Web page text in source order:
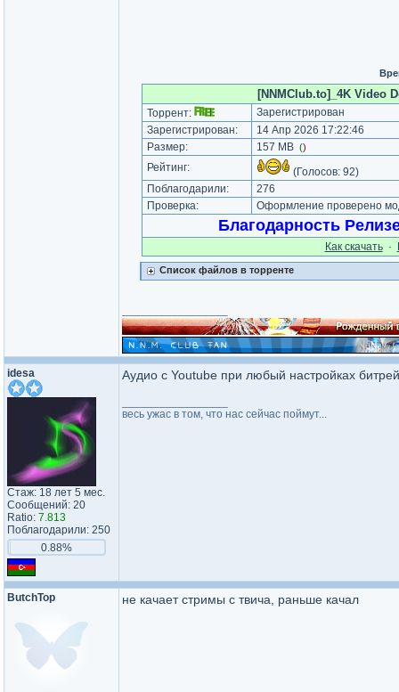
[NNMClub.to]_4K Video
Торрент:
Зарегистрирован
Зарегистрирован:
14 Апр 2026 17:22:46
Размер:
157 MB ()
Рейтинг: (Голосов: 92)
Поблагодарили:
276
Проверка:
Оформление проверено
Благодарность
Как cкачать·
Список файлов в торренте
idesa
Стаж: 18 лет 5 мес.
Сообщений: 20
Ratio: 7.813
Поблагодарили: 250
0.88%
Аудио с Youtube при любый настройках
весь ужас в том, что нас сейчас поймут...
ButchTop не качает стримы с твича, раньше качал